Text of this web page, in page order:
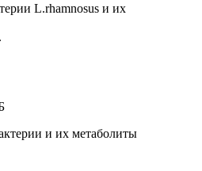
L.rhamnosus и их
и их метаболиты